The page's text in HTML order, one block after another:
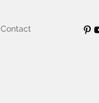
Contact